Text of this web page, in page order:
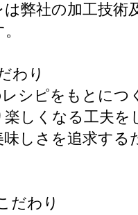
弊社の加工技術
わり
シピをもとにつ
しくなる工夫を
しさを追求す
だわり